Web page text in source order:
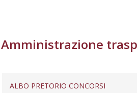
Amministrazione
ALBO PRETORIO CONCORSI